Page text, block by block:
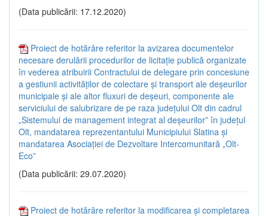
(Data publicării: 17.12.2020)
Proiect de hotărâre referitor la avizarea documentelor
necesare derulării procedurilor de licitație publică organizate
în vederea atribuirii Contractului de delegare prin concesiune
a gestiunii activităților de colectare și transport ale deșeurilor
municipale și ale altor fluxuri de deșeuri, componente ale
serviciului de salubrizare de pe raza județului Olt din cadrul
„Sistemului de management integrat al deșeurilor” în județul
Olt, mandatarea reprezentantului Municipiului Slatina și
mandatarea Asociației de Dezvoltare Intercomunitară „Olt-
Eco”
(Data publicării: 29.07.2020)
Proiect de hotărâre referitor la modificarea și completarea